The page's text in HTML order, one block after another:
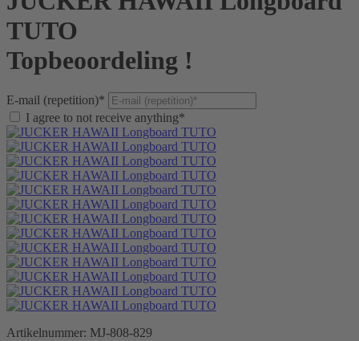
TUTO
Topbeoordeling !
E-mail (repetition)*
I agree to not receive anything*
Artikelnummer: MJ-808-829